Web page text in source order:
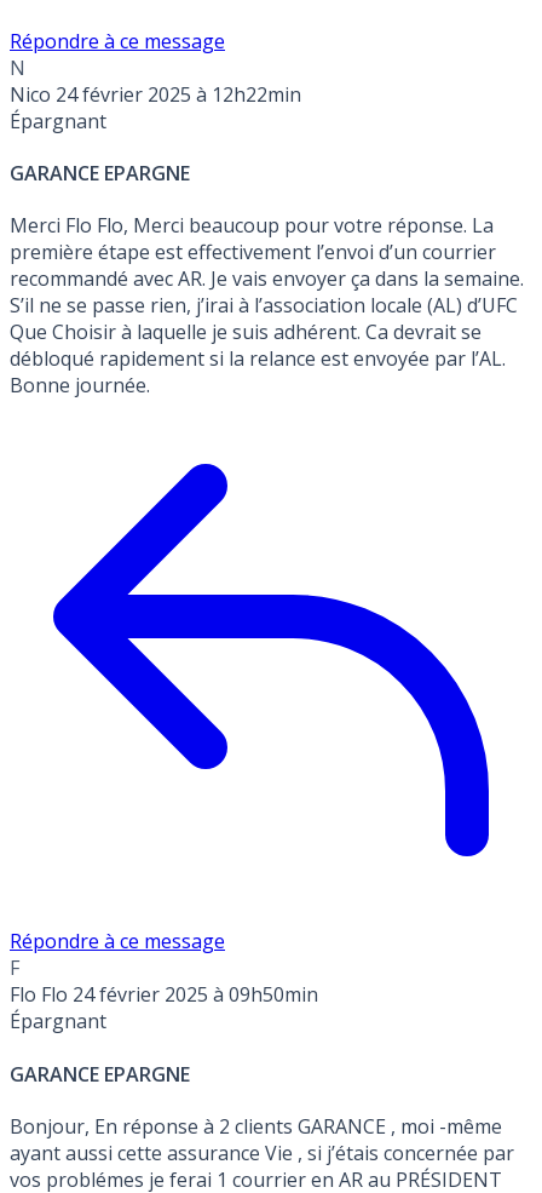
Répondre à ce message
N
Nico 24 février 2025 à 12h22min
Épargnant
GARANCE EPARGNE
Merci Flo Flo, Merci beaucoup pour votre réponse. La
première étape est effectivement l’envoi d’un courrier
recommandé avec AR. Je vais envoyer ça dans la semaine.
S’il ne se passe rien, j’irai à l’association locale (AL) d’UFC
Que Choisir à laquelle je suis adhérent. Ca devrait se
débloqué rapidement si la relance est envoyée par l’AL.
Bonne journée.
Répondre à ce message
F
Flo Flo 24 février 2025 à 09h50min
Épargnant
GARANCE EPARGNE
Bonjour, En réponse à 2 clients GARANCE , moi -même
ayant aussi cette assurance Vie , si j’étais concernée par
vos problémes je ferai 1 courrier en AR au PRÉSIDENT